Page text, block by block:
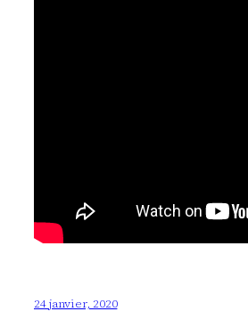
24 janvier, 2020